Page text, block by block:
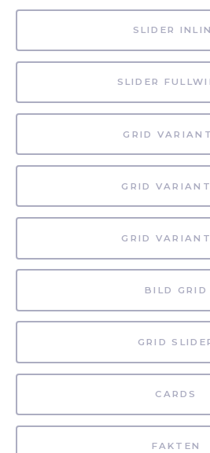
SLIDER
SLIDER
GRID
GRID
GRID
BILD GRID
GRID
CARDS
FAKTEN